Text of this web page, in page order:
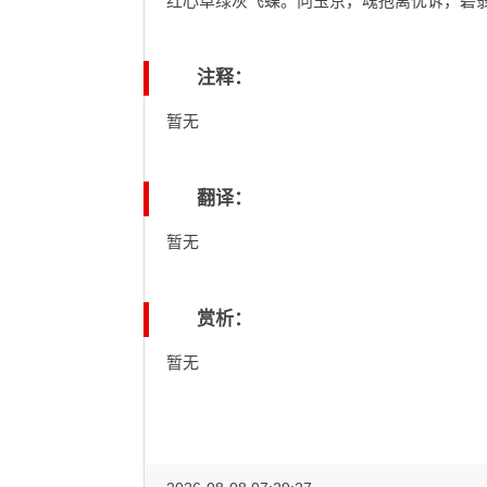
注释：
暂无
翻译：
暂无
赏析：
暂无